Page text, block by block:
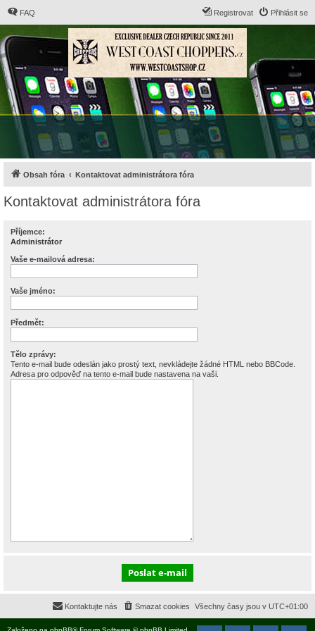
FAQ Přihlásit se
Registrovat
Obsah fóra Kontaktovat administrátora fóra
Kontaktovat administrátora fóra
Příjemce:
Administrátor
Vaše e-mailová adresa:
Vaše jméno:
Předmět:
Tělo zprávy:
Tento e-mail bude odeslán jako prostý text, nevkládejte žádné HTML nebo BBCode.
Adresa pro odpověď na tento e-mail bude nastavena na vaši.
Všechny časy jsou v UTC+01:00
Smazat cookies
Kontaktujte nás